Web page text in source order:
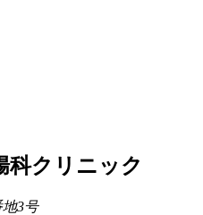
科クリニック
3号